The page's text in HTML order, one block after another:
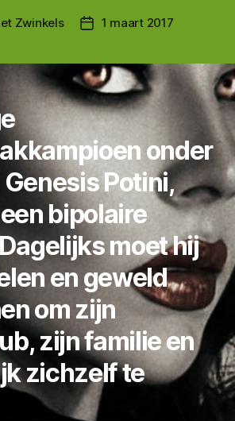
Zwinkels Berichtdatum
1 maart 2017
onder
Potini,
bipolaire
moet hij
en geweld
om zijn
zijn familie en
zichzelf te